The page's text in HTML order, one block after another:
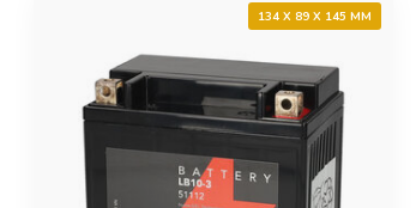
134 X 89 X 145 MM